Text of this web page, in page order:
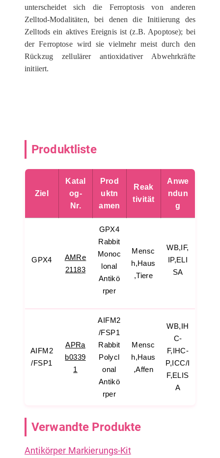
unterscheidet sich die Ferroptosis von anderen
Zelltod-Modalitäten, bei denen die Initiierung des
Zelltods ein aktives Ereignis ist (z.B. Apoptose); bei
der Ferroptose wird sie vielmehr meist durch den
Rückzug zellulärer antioxidativer Abwehrkräfte
initiiert.
Produktliste
Ziel
Katal
og-
Nr.
Prod
uktn
amen
Reak
tivität
Anwe
ndun
g
GPX4
AMRe
21183
GPX4
Rabbit
Monoc
lonal
Antikö
rper
Mensc
h,Haus
,Tiere
WB,IF,
IP,ELI
SA
AIFM2
/FSP1
APRa
b0339
1
AIFM2
/FSP1
Rabbit
Polycl
onal
Antikö
rper
Mensc
h,Haus
,Affen
WB,IH
C-
F,IHC-
P,ICC/I
F,ELIS
A
Verwandte Produkte
Antikörper Markierungs-Kit